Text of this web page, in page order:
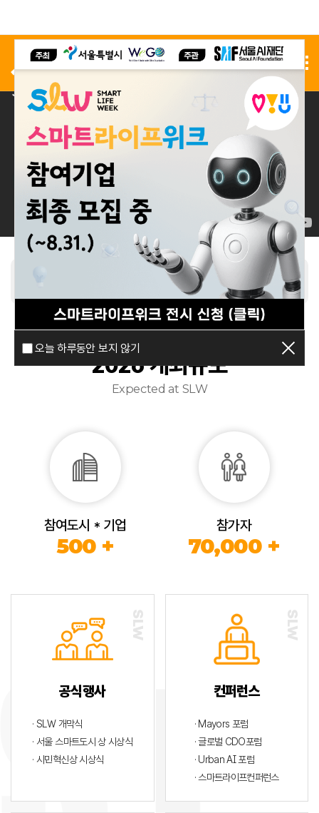
오늘 하루동안 보지 않기
사전 등록 전시 신청
2026 개최규모
Expected at SLW
참여도시 * 기업
500 +
참가자
70,000 +
공식행사
· SLW 개막식
· 서울 스마트도시 상 시상식
· 시민혁신상 시상식
컨퍼런스
· Mayors 포럼
· 글로벌 CDO포럼
· Urban AI 포럼
· 스마트라이프컨퍼런스